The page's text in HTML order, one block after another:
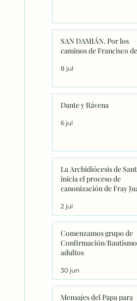
SAN DAMIÁN. Por los
caminos de Francisco
8 jul
Dante y Rávena
6 jul
La Archidiócesis de
inicia el proceso de
canonización de Fray
primeros decretos en
Sanxenxo
2 jul
Comenzamos grupo de
Confirmación/
adultos
30 jun
Mensajes del Papa para